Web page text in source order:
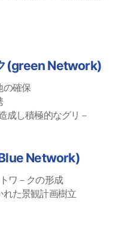
(green Network)
の確保
成し積極的なグリ－
Network)
ワ－クの形成
れた景観計画樹立